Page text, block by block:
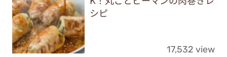
シピ
17,532 view